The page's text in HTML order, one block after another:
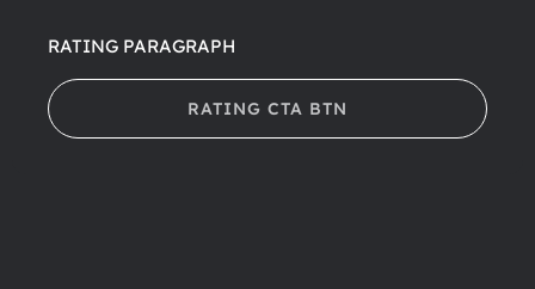
RATING PARAGRAPH
RATING CTA BTN